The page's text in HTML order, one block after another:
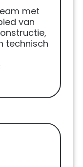
met
van
technisch